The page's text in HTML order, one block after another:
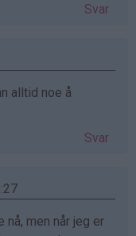
Svar
alltid noe å
Svar
men når jeg er